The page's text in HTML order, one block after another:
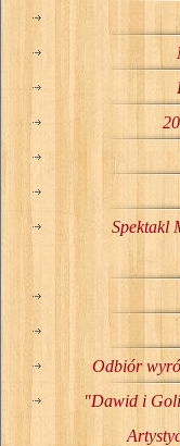
Spektakl
Odbiór
"Dawid i